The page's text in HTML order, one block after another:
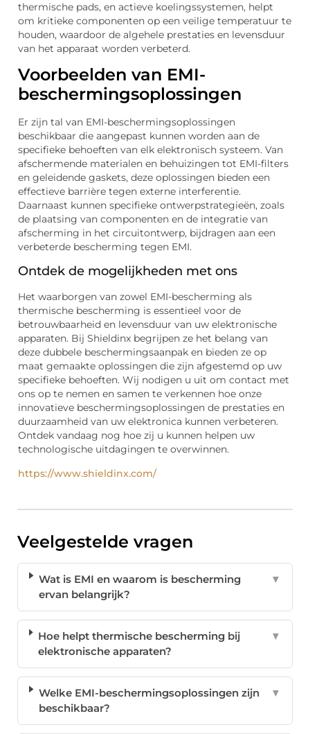
thermische pads, en actieve koelingssystemen, helpt
om kritieke componenten op een veilige temperatuur te
houden, waardoor de algehele prestaties en levensduur
van het apparaat worden verbeterd.
Voorbeelden van EMI-
beschermingsoplossingen
Er zijn tal van EMI-beschermingsoplossingen
beschikbaar die aangepast kunnen worden aan de
specifieke behoeften van elk elektronisch systeem. Van
afschermende materialen en behuizingen tot EMI-filters
en geleidende gaskets, deze oplossingen bieden een
effectieve barrière tegen externe interferentie.
Daarnaast kunnen specifieke ontwerpstrategieën, zoals
de plaatsing van componenten en de integratie van
afscherming in het circuitontwerp, bijdragen aan een
verbeterde bescherming tegen EMI.
Ontdek de mogelijkheden met ons
Het waarborgen van zowel EMI-bescherming als
thermische bescherming is essentieel voor de
betrouwbaarheid en levensduur van uw elektronische
apparaten. Bij Shieldinx begrijpen ze het belang van
deze dubbele beschermingsaanpak en bieden ze op
maat gemaakte oplossingen die zijn afgestemd op uw
specifieke behoeften. Wij nodigen u uit om contact met
ons op te nemen en samen te verkennen hoe onze
innovatieve beschermingsoplossingen de prestaties en
duurzaamheid van uw elektronica kunnen verbeteren.
Ontdek vandaag nog hoe zij u kunnen helpen uw
technologische uitdagingen te overwinnen.
https://www.shieldinx.com/
Veelgestelde vragen
Wat is EMI en waarom is bescherming
ervan belangrijk?
▼
Hoe helpt thermische bescherming bij
elektronische apparaten?
▼
Welke EMI-beschermingsoplossingen zijn
beschikbaar?
▼